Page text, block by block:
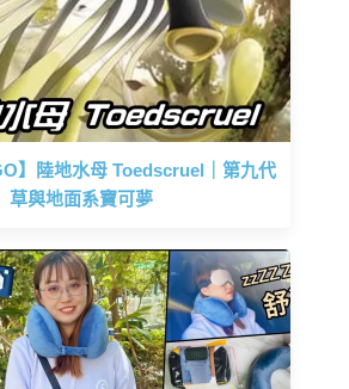
】陸地水母 Toedscruel｜第九代
草與地面系寶可夢